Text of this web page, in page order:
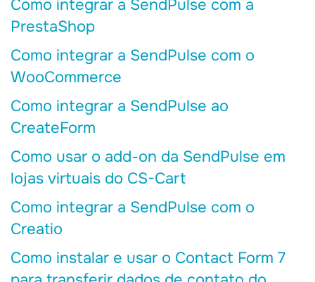
Como integrar a SendPulse com a
PrestaShop
Como integrar a SendPulse com o
WooCommerce
Como integrar a SendPulse ao
CreateForm
Como usar o add-on da SendPulse em
lojas virtuais do CS-Cart
Como integrar a SendPulse com o
Creatio
Como instalar e usar o Contact Form 7